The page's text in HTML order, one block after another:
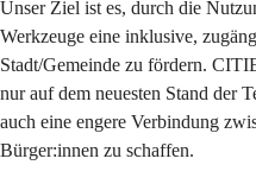
Unser Ziel ist es, durch die
Werkzeuge eine inklusive,
Stadt/Gemeinde zu fördern.
nur auf dem neuesten Stand der
auch eine engere Verbindung
Bürger:innen zu schaffen.